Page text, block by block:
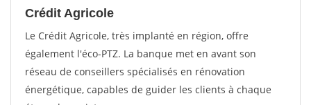
Crédit Agricole
Le Crédit Agricole, très implanté en région, offre
également l'éco-PTZ. La banque met en avant son
réseau de conseillers spécialisés en rénovation
énergétique, capables de guider les clients à chaque